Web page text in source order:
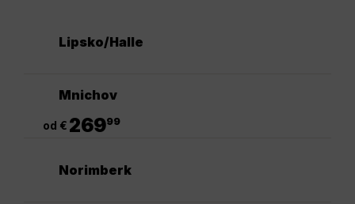
Lipsko/Halle
Mnichov
od € 26999
Norimberk